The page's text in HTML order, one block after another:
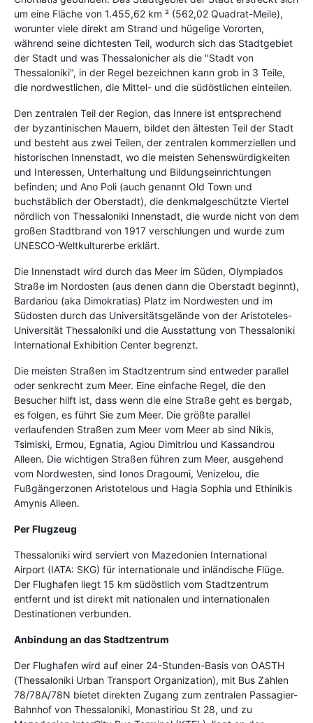
um eine Fläche von 1.455,62 km ² (562,02 Quadrat-Meile),
worunter viele direkt am Strand und hügelige Vororten,
während seine dichtesten Teil, wodurch sich das Stadtgebiet
der Stadt und was Thessalonicher als die "Stadt von
Thessaloniki", in der Regel bezeichnen kann grob in 3 Teile,
die nordwestlichen, die Mittel- und die südöstlichen einteilen.
Den zentralen Teil der Region, das Innere ist entsprechend
der byzantinischen Mauern, bildet den ältesten Teil der Stadt
und besteht aus zwei Teilen, der zentralen kommerziellen und
historischen Innenstadt, wo die meisten Sehenswürdigkeiten
und Interessen, Unterhaltung und Bildungseinrichtungen
befinden; und Ano Poli (auch genannt Old Town und
buchstäblich der Oberstadt), die denkmalgeschützte Viertel
nördlich von Thessaloniki Innenstadt, die wurde nicht von dem
großen Stadtbrand von 1917 verschlungen und wurde zum
UNESCO-Weltkulturerbe erklärt.
Die Innenstadt wird durch das Meer im Süden, Olympiados
Straße im Nordosten (aus denen dann die Oberstadt beginnt),
Bardariou (aka Dimokratias) Platz im Nordwesten und im
Südosten durch das Universitätsgelände von der Aristoteles-
Universität Thessaloniki und die Ausstattung von Thessaloniki
International Exhibition Center begrenzt.
Die meisten Straßen im Stadtzentrum sind entweder parallel
oder senkrecht zum Meer. Eine einfache Regel, die den
Besucher hilft ist, dass wenn die eine Straße geht es bergab,
es folgen, es führt Sie zum Meer. Die größte parallel
verlaufenden Straßen zum Meer vom Meer ab sind Nikis,
Tsimiski, Ermou, Egnatia, Agiou Dimitriou und Kassandrou
Alleen. Die wichtigen Straßen führen zum Meer, ausgehend
vom Nordwesten, sind Ionos Dragoumi, Venizelou, die
Fußgängerzonen Aristotelous und Hagia Sophia und Ethinikis
Amynis Alleen.
Per Flugzeug
Thessaloniki wird serviert von Mazedonien International
Airport (IATA: SKG) für internationale und inländische Flüge.
Der Flughafen liegt 15 km südöstlich vom Stadtzentrum
entfernt und ist direkt mit nationalen und internationalen
Destinationen verbunden.
Anbindung an das Stadtzentrum
Der Flughafen wird auf einer 24-Stunden-Basis von OASTH
(Thessaloniki Urban Transport Organization), mit Bus Zahlen
78/78A/78N bietet direkten Zugang zum zentralen Passagier-
Bahnhof von Thessaloniki, Monastiriou St 28, und zu